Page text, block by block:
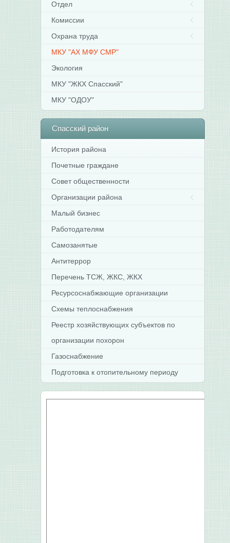
Отдел
Комиссии
Охрана труда
МКУ "АХ МФУ СМР"
Экология
МКУ "ЖКХ Спасский"
МКУ "ОДОУ"
Спасскийрайон
История района
Почетные граждане
Совет общественности
Организации района
Малый бизнес
Работодателям
Самозанятые
Антитеррор
Перечень ТСЖ, ЖКС, ЖКХ
Ресурсоснабжающие организации
Схемы теплоснабжения
Реестр хозяйствующих субъектов по
организации похорон
Газоснабжение
Подготовка к отопительному периоду